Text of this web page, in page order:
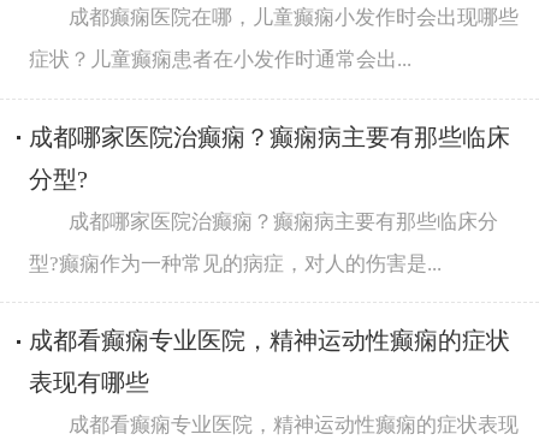
成都癫痫医院在哪，儿童癫痫小发作时会出现哪些
症状？儿童癫痫患者在小发作时通常会出...
成都哪家医院治癫痫？癫痫病主要有那些临床
分型?
成都哪家医院治癫痫？癫痫病主要有那些临床分
型?癫痫作为一种常见的病症，对人的伤害是...
成都看癫痫专业医院，精神运动性癫痫的症状
表现有哪些
成都看癫痫专业医院，精神运动性癫痫的症状表现